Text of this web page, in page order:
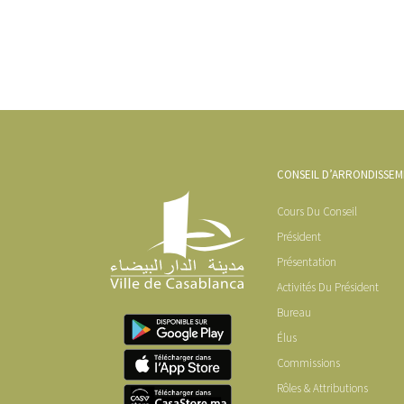
CONSEIL
Cours Du Conseil
Président
Présentation
Activités Du Président
Bureau
Élus
Commissions
Rôles & Attributions